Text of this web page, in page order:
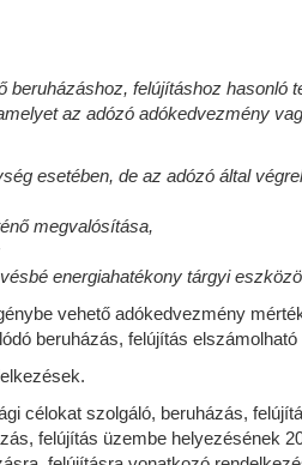
felújításhoz
az adózó adókedvezmény
esetében, de az adózó által
megvalósítása,
energiahatékony tárgyi
vehető adókedvezmény
beruházás, felújítás
célokat szolgáló, beruházás,
felújítás üzembe helyezésének